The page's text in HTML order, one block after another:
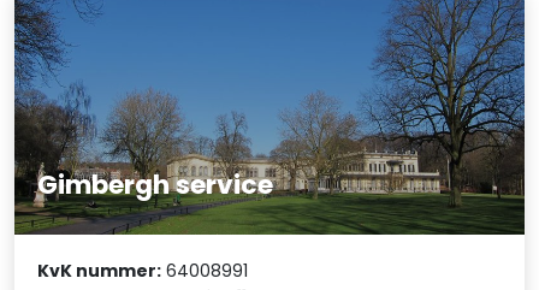
Gimbergh service
KvK nummer: 64008991